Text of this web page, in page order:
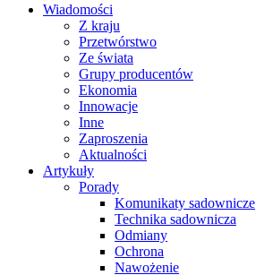
Wiadomości
Z kraju
Przetwórstwo
Ze świata
Grupy producentów
Ekonomia
Innowacje
Inne
Zaproszenia
Aktualności
Artykuły
Porady
Komunikaty sadownicze
Technika sadownicza
Odmiany
Ochrona
Nawożenie